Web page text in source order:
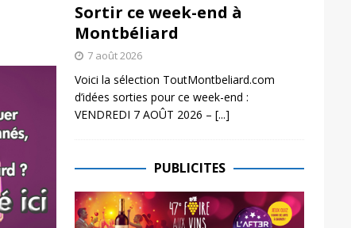
Sortir ce week-end à
Montbéliard
7 août 2026
Voici la sélection ToutMontbeliard.com
d’idées sorties pour ce week-end :
VENDREDI 7 AOÛT 2026 – [...]
PUBLICITES